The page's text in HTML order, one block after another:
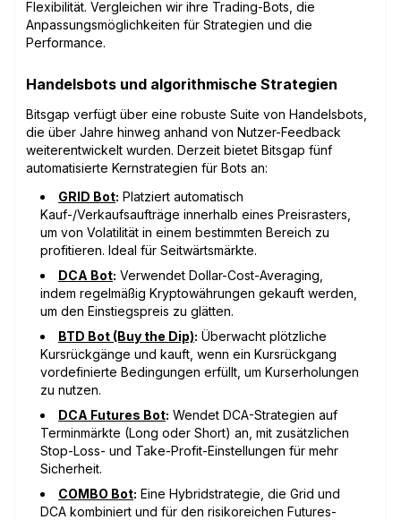
Flexibilität. Vergleichen wir ihre Trading-Bots, die
Anpassungsmöglichkeiten für Strategien und die
Performance.
Handelsbots und algorithmische Strategien
Bitsgap verfügt über eine robuste Suite von Handelsbots,
die über Jahre hinweg anhand von Nutzer-Feedback
weiterentwickelt wurden. Derzeit bietet Bitsgap fünf
automatisierte Kernstrategien für Bots an:
GRID Bot: Platziert automatisch
Kauf-/Verkaufsaufträge innerhalb eines Preisrasters,
um von Volatilität in einem bestimmten Bereich zu
profitieren. Ideal für Seitwärtsmärkte.
DCA Bot: Verwendet Dollar-Cost-Averaging,
indem regelmäßig Kryptowährungen gekauft werden,
um den Einstiegspreis zu glätten.
BTD Bot (Buy the Dip): Überwacht plötzliche
Kursrückgänge und kauft, wenn ein Kursrückgang
vordefinierte Bedingungen erfüllt, um Kurserholungen
zu nutzen.
DCA Futures Bot: Wendet DCA-Strategien auf
Terminmärkte (Long oder Short) an, mit zusätzlichen
Stop-Loss- und Take-Profit-Einstellungen für mehr
Sicherheit.
COMBO Bot: Eine Hybridstrategie, die Grid und
DCA kombiniert und für den risikoreichen Futures-